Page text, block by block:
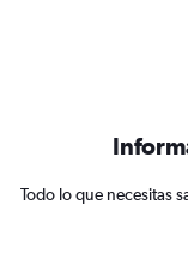
Todo lo que necesitas